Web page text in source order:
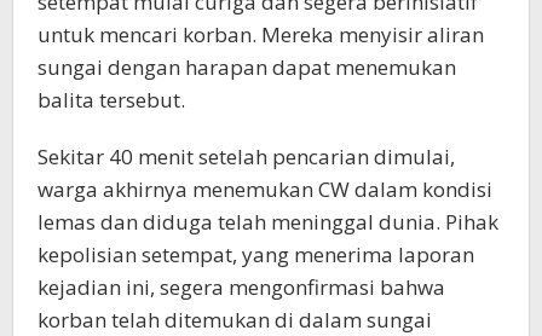
untuk mencari korban. Mereka menyisir aliran
sungai dengan harapan dapat menemukan
balita tersebut.
Sekitar 40 menit setelah pencarian dimulai,
warga akhirnya menemukan CW dalam kondisi
lemas dan diduga telah meninggal dunia. Pihak
kepolisian setempat, yang menerima laporan
kejadian ini, segera mengonfirmasi bahwa
korban telah ditemukan di dalam sungai